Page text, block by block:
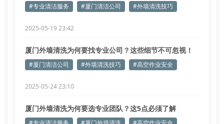
#专业清洁服务 #厦门清洁公司 #外墙清洗技巧
2025-05-19 23:42
厦门外墙清洗为何要找专业公司？这些细节不可忽视！
#厦门清洁公司 #外墙清洗技巧 #高空作业安全
2025-05-24 23:10
厦门外墙清洗为何要选专业团队？这5点必须了解